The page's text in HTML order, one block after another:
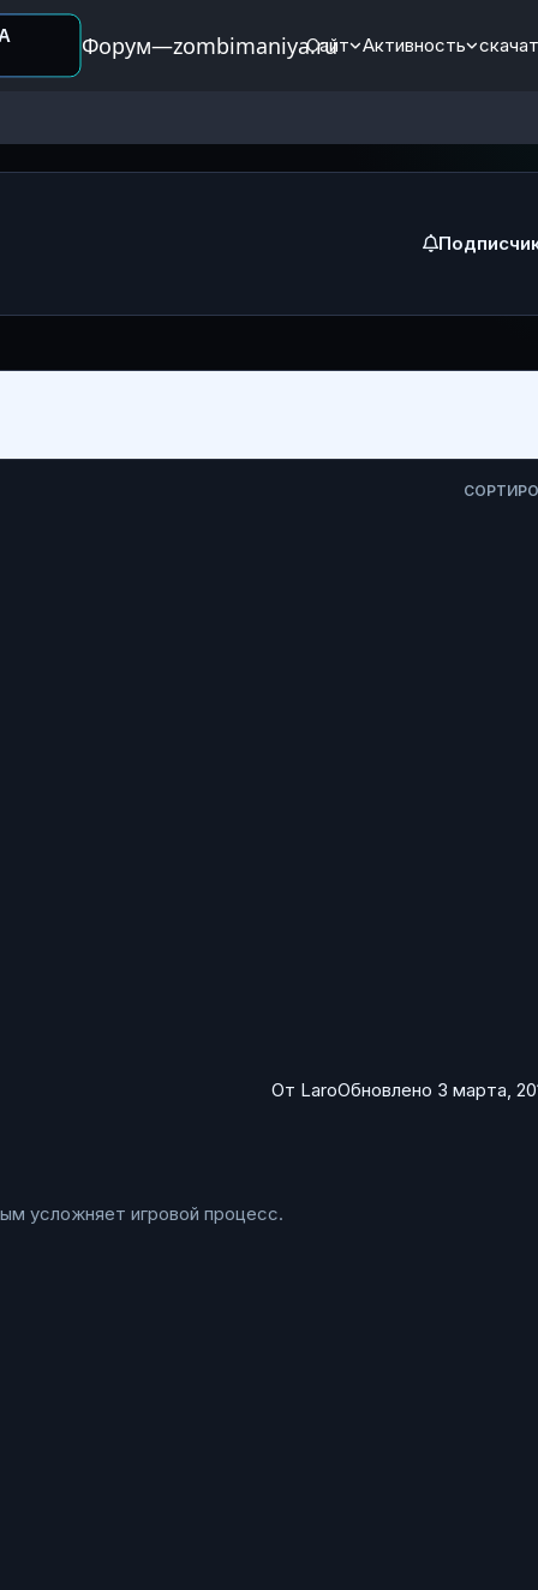
Форум—zombimaniya.ru
Сайт Активность
От LaroОбновлено 3 марта,
усложняет игровой процесс.